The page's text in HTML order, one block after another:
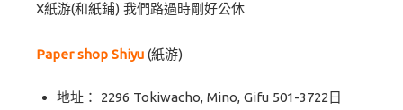
X紙游(和紙鋪) 我們路過時剛好公休
Paper shop Shiyu (紙游)
地址： 2296 Tokiwacho, Mino, Gifu 501-3722日